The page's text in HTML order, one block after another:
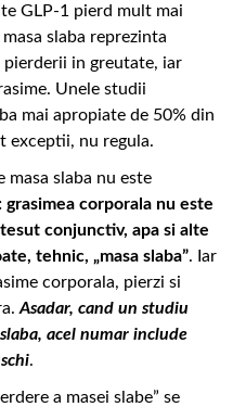
GLP-1 pierd mult mai
slaba reprezinta
in greutate, iar
Unele studii
mai apropiate de 50% din
exceptii, nu regula.
masa slaba nu este
grasimea corporala nu este
conjunctiv, apa si alte
tehnic, „masa slaba”. Iar
corporala, pierzi si
Asadar, cand un studiu
acel numar include
.
a masei slabe” se